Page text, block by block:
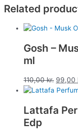
Related
Gosh –
ml
110,00kr. 99,00
Lattafa
Edp